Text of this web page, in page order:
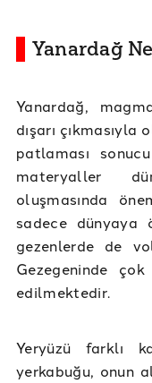
Yanardağ
Yanardağ,
dışarı
patlaması
materyaller
oluşmasında
sadece dünyaya
gezenlerde de
Gezegeninde
edilmektedir.
Yeryüzü farklı
yerkabuğu, onun